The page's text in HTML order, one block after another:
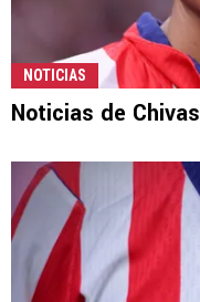
NOTICIAS
Noticias de